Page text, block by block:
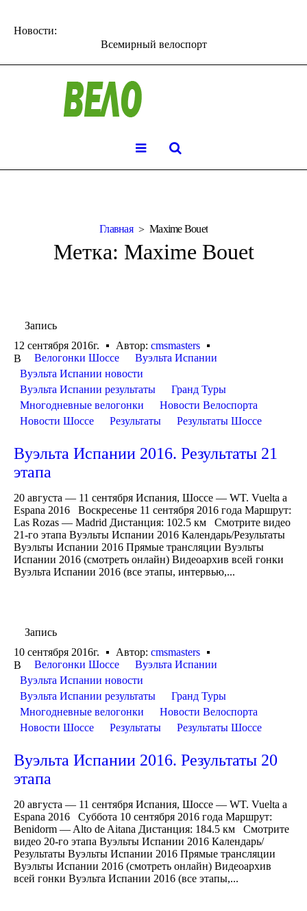
Новости:
Всемирный велоспорт
Главная Maxime Bouet
Метка: Maxime Bouet
Запись
12 сентября 2016г.
Автор: cmsmasters
В
Велогонки Шоссе
Вуэльта Испании
Вуэльта Испании новости
Вуэльта Испании результаты
Гранд Туры
Многодневные велогонки
Новости Велоспорта
Новости Шоссе
Результаты Результаты Шоссе
Вуэльта Испании 2016. Результаты 21
этапа
20 августа — 11 сентября Испания, Шоссе — WT. Vuelta a
Espana 2016 Воскресенье 11 сентября 2016 года Маршрут:
Las Rozas — Madrid Дистанция: 102.5 км Смотрите видео
21-го этапа Вуэльты Испании 2016 Календарь/Результаты
Вуэльты Испании 2016 Прямые трансляции Вуэльты
Испании 2016 (смотреть онлайн) Видеоархив всей гонки
Вуэльта Испании 2016 (все этапы, интервью,...
Запись
10 сентября 2016г.
Автор: cmsmasters
В
Велогонки Шоссе
Вуэльта Испании
Вуэльта Испании новости
Вуэльта Испании результаты
Гранд Туры
Многодневные велогонки
Новости Велоспорта
Новости Шоссе
Результаты Результаты Шоссе
Вуэльта Испании 2016. Результаты 20
этапа
20 августа — 11 сентября Испания, Шоссе — WT. Vuelta a
Espana 2016 Суббота 10 сентября 2016 года Маршрут:
Benidorm — Alto de Aitana Дистанция: 184.5 км Смотрите
видео 20-го этапа Вуэльты Испании 2016 Календарь/
Результаты Вуэльты Испании 2016 Прямые трансляции
Вуэльты Испании 2016 (смотреть онлайн) Видеоархив
всей гонки Вуэльта Испании 2016 (все этапы,...